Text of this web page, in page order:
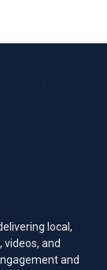
local,
videos, and
and